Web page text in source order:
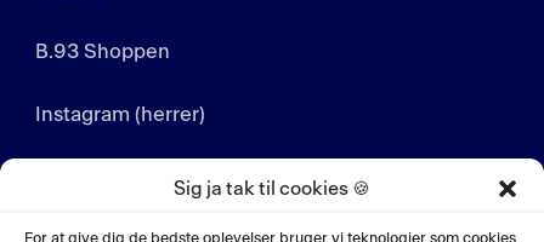
Sig ja tak til cookies 🍪
B.93 Shoppen
Instagram (herrer)
Instagram (kvinder)